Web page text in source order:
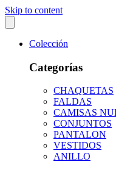
Skip to content
Colección
Categorías
CHAQUETAS
FALDAS
CAMISAS
CONJUNTOS
PANTALON
VESTIDOS
ANILLO